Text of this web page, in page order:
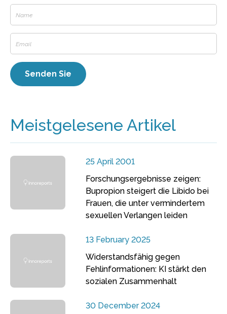
Meistgelesene Artikel
25 April 2001
Forschungsergebnisse zeigen:
Bupropion steigert die Libido bei
Frauen, die unter vermindertem
sexuellen Verlangen leiden
13 February 2025
Widerstandsfähig gegen
Fehlinformationen: KI stärkt den
sozialen Zusammenhalt
30 December 2024